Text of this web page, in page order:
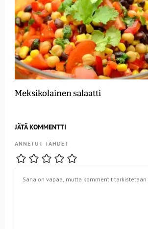
Meksikolainen salaatti
JÄTÄ KOMMENTTI
ANNETUT TÄHDET